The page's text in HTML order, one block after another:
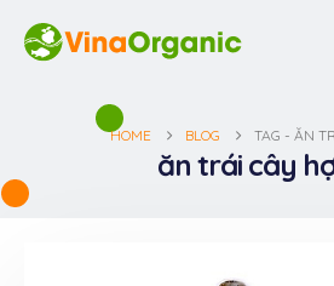
HOME BLOG TAG - ĂN
ăn trái cây